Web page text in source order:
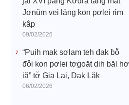
Jơnŭm vei lăng kon pơlei rim
kâp
09/02/2026
“Puih mak sơlam teh đak ƀô̆
đô̆i kon pơlei tơgoăt dih băl hơ
iă” tơ̆ Gia Lai, Dak Lăk
06/02/2026